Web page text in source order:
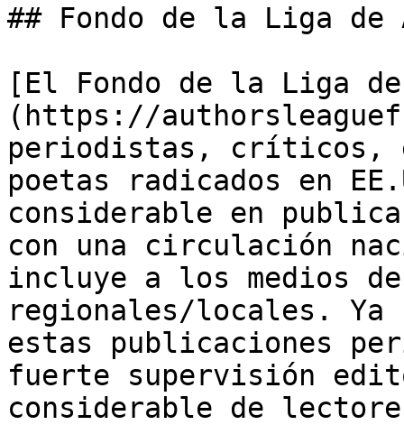
## Fondo de la Liga de
[El Fondo de la Liga
(https://
periodistas, críticos,
poetas radicados en
considerable en
con una circulación
incluye a los medios de
regionales/locales. Ya
estas publicaciones
fuerte supervisión
considerable de